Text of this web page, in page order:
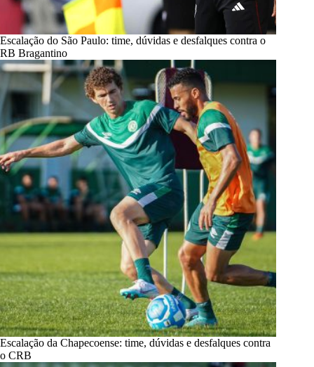
Escalação do São Paulo: time, dúvidas e desfalques contra o
RB Bragantino
Escalação da Chapecoense: time, dúvidas e desfalques contra
o CRB